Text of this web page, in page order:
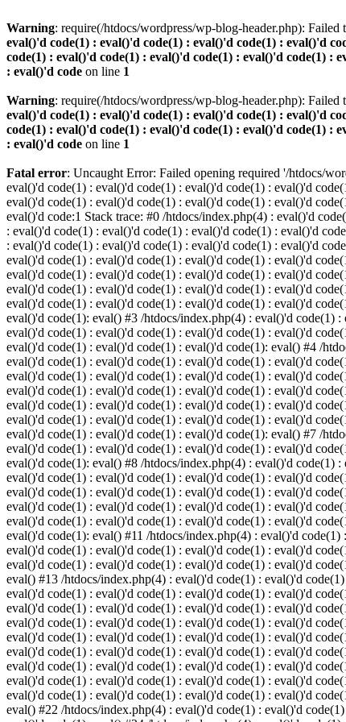
Warning: require(/htdocs/wordpress/wp-blog-header.php):
eval()'d code(1) : eval()'d code(1) : eval()'d code(1) : eval()'d
code(1) : eval()'d code(1) : eval()'d code(1) : eval()'d code(1) :
: eval()'d code on line 1
Warning: require(/htdocs/wordpress/wp-blog-header.php):
eval()'d code(1) : eval()'d code(1) : eval()'d code(1) : eval()'d
code(1) : eval()'d code(1) : eval()'d code(1) : eval()'d code(1) :
: eval()'d code on line 1
Fatal error: Uncaught Error: Failed opening required '/htdocs/
eval()'d code(1) : eval()'d code(1) : eval()'d code(1) : eval()'d
eval()'d code(1) : eval()'d code(1) : eval()'d code(1) : eval()'d
eval()'d code:1 Stack trace: #0 /htdocs/index.php(4) : eval()'d
: eval()'d code(1) : eval()'d code(1) : eval()'d code(1) : eval()'d
: eval()'d code(1) : eval()'d code(1) : eval()'d code(1) : eval()'d
eval()'d code(1) : eval()'d code(1) : eval()'d code(1) : eval()'d
eval()'d code(1) : eval()'d code(1) : eval()'d code(1) : eval()'d
eval()'d code(1) : eval()'d code(1) : eval()'d code(1) : eval()'d
eval()'d code(1) : eval()'d code(1) : eval()'d code(1) : eval()'d
eval()'d code(1): eval() #3 /htdocs/index.php(4) : eval()'d code(1)
eval()'d code(1) : eval()'d code(1) : eval()'d code(1) : eval()'d
eval()'d code(1) : eval()'d code(1) : eval()'d code(1): eval() #4 /
eval()'d code(1) : eval()'d code(1) : eval()'d code(1) : eval()'d
eval()'d code(1) : eval()'d code(1) : eval()'d code(1) : eval()'d
eval()'d code(1) : eval()'d code(1) : eval()'d code(1) : eval()'d
eval()'d code(1) : eval()'d code(1) : eval()'d code(1) : eval()'d
eval()'d code(1) : eval()'d code(1) : eval()'d code(1) : eval()'d
eval()'d code(1) : eval()'d code(1) : eval()'d code(1): eval() #7 /
eval()'d code(1) : eval()'d code(1) : eval()'d code(1) : eval()'d
eval()'d code(1): eval() #8 /htdocs/index.php(4) : eval()'d code(1)
eval()'d code(1) : eval()'d code(1) : eval()'d code(1) : eval()'d
eval()'d code(1) : eval()'d code(1) : eval()'d code(1) : eval()'d
eval()'d code(1) : eval()'d code(1) : eval()'d code(1) : eval()'d
eval()'d code(1) : eval()'d code(1) : eval()'d code(1) : eval()'d
eval()'d code(1): eval() #11 /htdocs/index.php(4) : eval()'d
eval()'d code(1) : eval()'d code(1) : eval()'d code(1) : eval()'d
eval()'d code(1) : eval()'d code(1) : eval()'d code(1) : eval()'d
eval() #13 /htdocs/index.php(4) : eval()'d code(1) : eval()'d
eval()'d code(1) : eval()'d code(1) : eval()'d code(1) : eval()'d
eval()'d code(1) : eval()'d code(1) : eval()'d code(1) : eval()'d
eval()'d code(1) : eval()'d code(1) : eval()'d code(1) : eval()'d
eval()'d code(1) : eval()'d code(1) : eval()'d code(1) : eval()'d
eval()'d code(1) : eval()'d code(1) : eval()'d code(1) : eval()'d
eval()'d code(1) : eval()'d code(1) : eval()'d code(1) : eval()'d
eval()'d code(1) : eval()'d code(1) : eval()'d code(1) : eval()'d
eval()'d code(1) : eval()'d code(1) : eval()'d code(1) : eval()'d
eval() #22 /htdocs/index.php(4) : eval()'d code(1) : eval()'d